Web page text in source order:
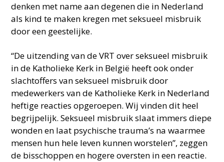
denken met name aan degenen die in Nederland
als kind te maken kregen met seksueel misbruik
door een geestelijke.
“De uitzending van de VRT over seksueel misbruik
in de Katholieke Kerk in België heeft ook onder
slachtoffers van seksueel misbruik door
medewerkers van de Katholieke Kerk in Nederland
heftige reacties opgeroepen. Wij vinden dit heel
begrijpelijk. Seksueel misbruik slaat immers diepe
wonden en laat psychische trauma’s na waarmee
mensen hun hele leven kunnen worstelen”, zeggen
de bisschoppen en hogere oversten in een reactie.